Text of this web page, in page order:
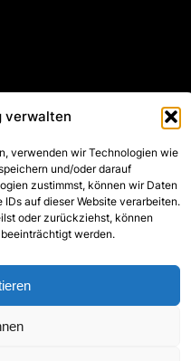
verwalten
verwenden wir Technologien wie
und/oder darauf
zustimmst, können wir Daten
auf dieser Website verarbeiten.
oder zurückziehst, können
werden.
Us
Social
Facebook
Instagram